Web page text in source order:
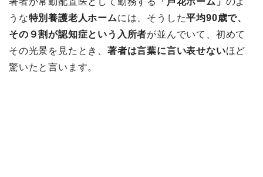
うな特別養護老人ホームには、そうした平均90歳で、
その９割が認知症という入所者が並んでいて、初めて
その光景を見たとき、 著者は言葉に言い表せないほど
驚いたと言います。